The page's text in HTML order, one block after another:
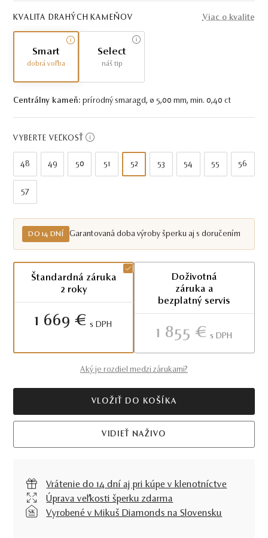
KVALITA DRAHÝCH KAMEŇOV Viac o kvalite
Smart
dobrá voľba
Select
náš tip
Centrálny kameň: prírodný smaragd, ø 5,00 mm, min. 0,40 ct
VYBERTE VEĽKOSŤ
48 49 50 51 52 53 54 55 56
57
DO 14 DNÍ Garantovaná doba výroby šperku aj s doručením
Štandardná záruka
2 roky
1 669 € S DPH
Doživotná
záruka a
bezplatný servis
1 855 € S DPH
Aký je rozdiel medzi zárukami?
VLOŽIŤ DO KOŠÍKA
VIDIEŤ NAŽIVO
Vrátenie do 14 dní aj pri kúpe v klenotníctve
Úprava veľkosti šperku zdarma
Vyrobené v Mikuš Diamonds na Slovensku